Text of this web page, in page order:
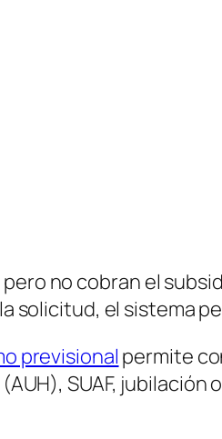
no cobran el
solicitud, el sistema
previsionalpermite
(AUH), SUAF,